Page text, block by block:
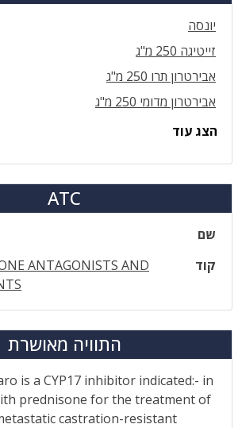
יונסה
זייטיגה 250 מ"ג
אבירטרון תרו 250 מ"ג
אבירטרון מדומי 250 מ"ג
הצג עוד
ATC
שם
קוד
ANTAGONISTS AND
התוויה מאושרת
is a CYP17 inhibitor indicated:- in
prednisone for the treatment of
castration-resistant